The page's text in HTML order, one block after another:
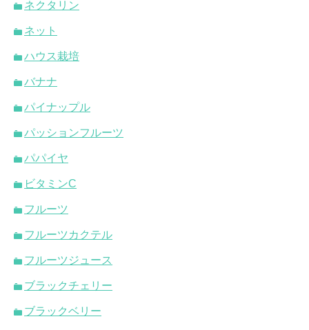
ネクタリン
ネット
ハウス栽培
バナナ
パイナップル
パッションフルーツ
パパイヤ
ビタミンC
フルーツ
フルーツカクテル
フルーツジュース
ブラックチェリー
ブラックベリー